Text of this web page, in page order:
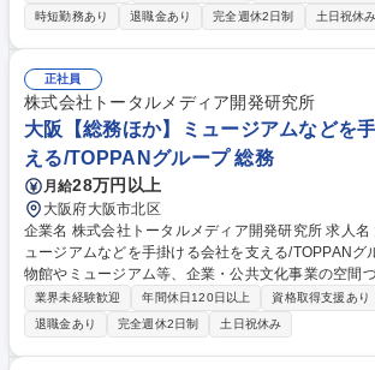
験を活かし、社員が円滑に働けるようサポートする
般を担当。 ◇社員の社宅や福利厚生などの各種手続
整備（書類や備品の発注など） ◇人事異動や入退社
会社行事や各種イベントに関わる業務 ◇電話応対およ
集職種 HL管理【渋谷/総務】管理職も目指せるバック
時短勤務あり
退職金あり 完全週休2日制 土日祝休み
正社員
株式会社トータルメディア開発研究所
大阪【総務ほか】ミュージアムなどを
える/TOPPANグループ 総務
月給28万円以上
大阪府大阪市北区
企業名 株式会社トータルメディア開発研究所 求人名 大阪【総務ほか】ミ
ュージアムなどを手掛ける会社を支える/TOPPANグループ 仕事
物館やミュージアム等、企業・公共文化事業の空間
て、総務業務を中心としたバックオフィス業務全般をお
務業務】◇各種会議運営、事務局業務◇リスクマネ
001に基づく環境マネジメントシステムの推進など◇
管理◇契約・規約等の管理◇その他庶務 【労務業務
業界未経験歓迎 年間休日120日以上 資格取得支援あり
退職金あり
完全週休2日制 土日祝休み